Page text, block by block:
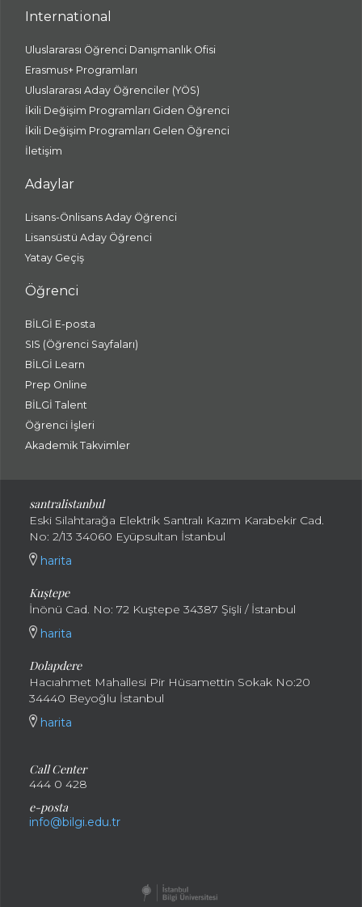
International
Uluslararası Öğrenci Danışmanlık Ofisi
Erasmus+ Programları
Uluslararası Aday Öğrenciler (YÖS)
İkili Değişim Programları Giden Öğrenci
İkili Değişim Programları Gelen Öğrenci
İletişim
Adaylar
Lisans-Önlisans Aday Öğrenci
Lisansüstü Aday Öğrenci
Yatay Geçiş
Öğrenci
BİLGİ E-posta
SIS (Öğrenci Sayfaları)
BİLGİ Learn
Prep Online
BİLGİ Talent
Öğrenci İşleri
Akademik Takvimler
santralistanbul
Eski Silahtarağa Elektrik Santralı Kazım Karabekir Cad.
No: 2/13 34060 Eyüpsultan İstanbul
harita
Kuştepe
İnönü Cad. No: 72 Kuştepe 34387 Şişli / İstanbul
harita
Dolapdere
Hacıahmet Mahallesi Pir Hüsamettin Sokak No:20
34440 Beyoğlu İstanbul
harita
Call Center
444 0 428
e-posta
info@bilgi.edu.tr